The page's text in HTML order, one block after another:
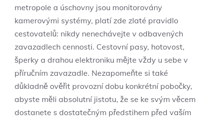
metropole a úschovny jsou monitorovány
kamerovými systémy, platí zde zlaté pravidlo
cestovatelů: nikdy nenechávejte v odbavených
zavazadlech cennosti. Cestovní pasy, hotovost,
šperky a drahou elektroniku mějte vždy u sebe v
příručním zavazadle. Nezapomeňte si také
důkladně ověřit provozní dobu konkrétní pobočky,
abyste měli absolutní jistotu, že se ke svým věcem
dostanete s dostatečným předstihem před vaším